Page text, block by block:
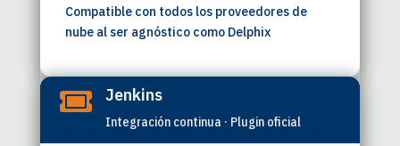
Compatible con todos los proveedores de
nube al ser agnóstico como Delphix
 Jenkins
Integración continua · Plugin oficial